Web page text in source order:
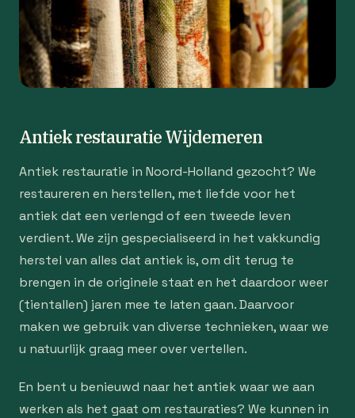
Antiek restauratie Wijdemeren
Antiek restauratie in Noord-Holland gezocht? We
restaureren en herstellen, met liefde voor het
antiek dat een verlengd of een tweede leven
verdient. We zijn gespecialiseerd in het vakkundig
herstel van alles dat antiek is, om dit terug te
brengen in de originele staat en het daardoor weer
(tientallen) jaren mee te laten gaan. Daarvoor
maken we gebruik van diverse technieken, waar we
u natuurlijk graag meer over vertellen.
En bent u benieuwd naar het antiek waar we aan
werken als het gaat om restauraties? We kunnen in